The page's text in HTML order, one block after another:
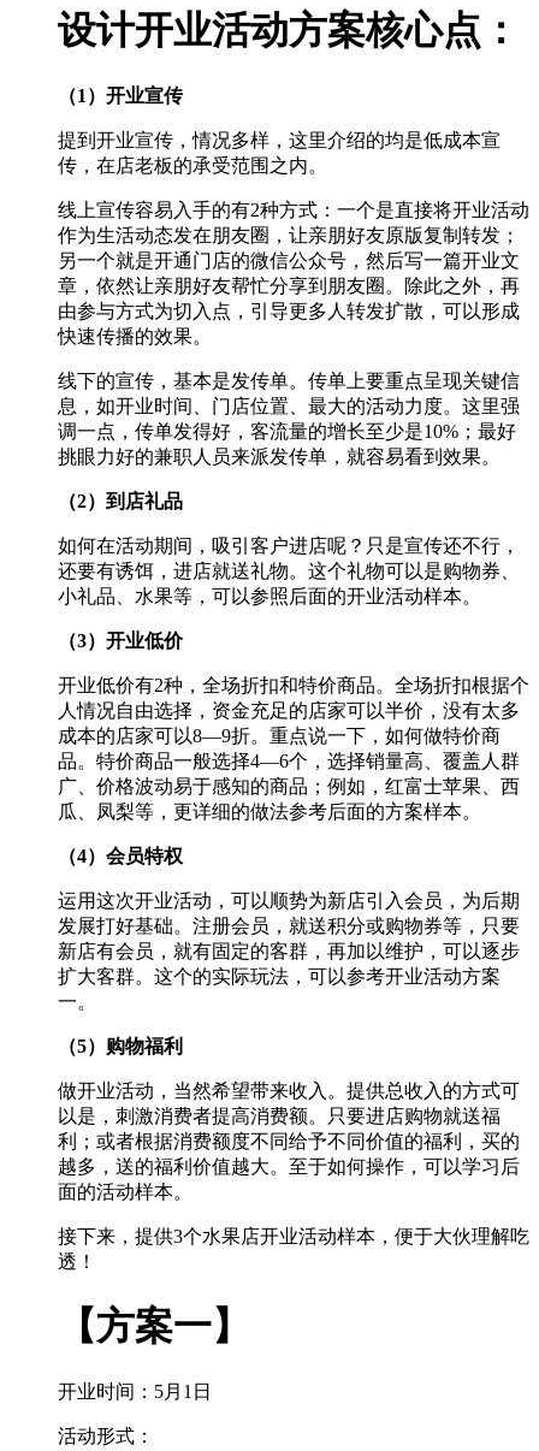
设计开业活动方案核心点：
（1）开业宣传
提到开业宣传，情况多样，这里介绍的均是低成本宣
传，在店老板的承受范围之内。
线上宣传容易入手的有2种方式：一个是直接将开业活动
作为生活动态发在朋友圈，让亲朋好友原版复制转发；
另一个就是开通门店的微信公众号，然后写一篇开业文
章，依然让亲朋好友帮忙分享到朋友圈。除此之外，再
由参与方式为切入点，引导更多人转发扩散，可以形成
快速传播的效果。
线下的宣传，基本是发传单。传单上要重点呈现关键信
息，如开业时间、门店位置、最大的活动力度。这里强
调一点，传单发得好，客流量的增长至少是10%；最好
挑眼力好的兼职人员来派发传单，就容易看到效果。
（2）到店礼品
如何在活动期间，吸引客户进店呢？只是宣传还不行，
还要有诱饵，进店就送礼物。这个礼物可以是购物券、
小礼品、水果等，可以参照后面的开业活动样本。
（3）开业低价
开业低价有2种，全场折扣和特价商品。全场折扣根据个
人情况自由选择，资金充足的店家可以半价，没有太多
成本的店家可以8—9折。重点说一下，如何做特价商
品。特价商品一般选择4—6个，选择销量高、覆盖人群
广、价格波动易于感知的商品；例如，红富士苹果、西
瓜、凤梨等，更详细的做法参考后面的方案样本。
（4）会员特权
运用这次开业活动，可以顺势为新店引入会员，为后期
发展打好基础。注册会员，就送积分或购物券等，只要
新店有会员，就有固定的客群，再加以维护，可以逐步
扩大客群。这个的实际玩法，可以参考开业活动方案
一。
（5）购物福利
做开业活动，当然希望带来收入。提供总收入的方式可
以是，刺激消费者提高消费额。只要进店购物就送福
利；或者根据消费额度不同给予不同价值的福利，买的
越多，送的福利价值越大。至于如何操作，可以学习后
面的活动样本。
接下来，提供3个水果店开业活动样本，便于大伙理解吃
透！
【方案一】
开业时间：5月1日
活动形式：